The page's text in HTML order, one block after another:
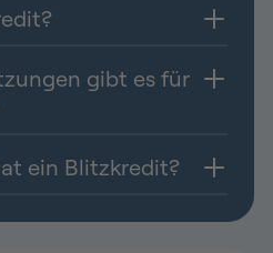
gibt es für
ein Blitzkredit?